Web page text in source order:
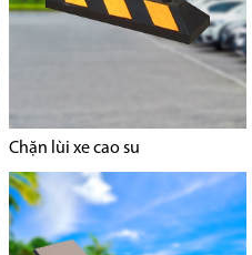
Chặn lùi xe cao su